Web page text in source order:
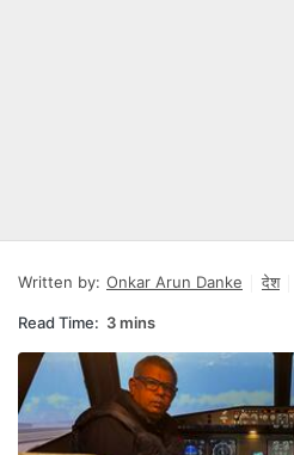
Written by: Onkar Arun Danke देश
Read Time: 3 mins